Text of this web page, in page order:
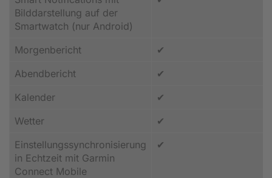
Bilddarstellung auf der
Smartwatch (nur Android)
Morgenbericht
✔
Abendbericht
✔
Kalender
✔
Wetter
✔
Einstellungssynchronisierung
in Echtzeit mit Garmin
Connect Mobile
✔